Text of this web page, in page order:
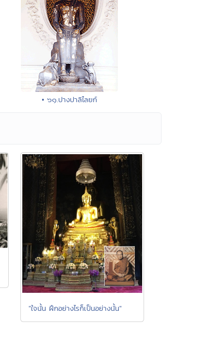
• ๖๑.ปางปาลิไลยก์
"ใจนั้น ฝึกอย่างไรก็เป็นอย่างนั้น"